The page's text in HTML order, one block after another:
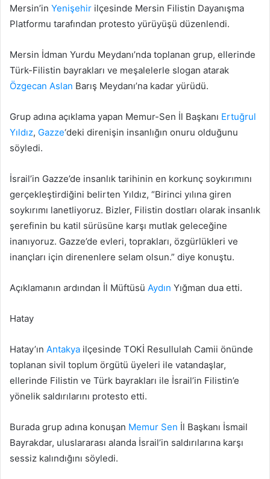
Mersin’in Yenişehir ilçesinde Mersin Filistin Dayanışma
Platformu tarafından protesto yürüyüşü düzenlendi.
Mersin İdman Yurdu Meydanı’nda toplanan grup, ellerinde
Türk-Filistin bayrakları ve meşalelerle slogan atarak
Özgecan Aslan Barış Meydanı’na kadar yürüdü.
Grup adına açıklama yapan Memur-Sen İl Başkanı Ertuğrul
Yıldız, Gazze‘deki direnişin insanlığın onuru olduğunu
söyledi.
İsrail’in Gazze’de insanlık tarihinin en korkunç soykırımını
gerçekleştirdiğini belirten Yıldız, “Birinci yılına giren
soykırımı lanetliyoruz. Bizler, Filistin dostları olarak insanlık
şerefinin bu katil sürüsüne karşı mutlak geleceğine
inanıyoruz. Gazze’de evleri, toprakları, özgürlükleri ve
inançları için direnenlere selam olsun.” diye konuştu.
Açıklamanın ardından İl Müftüsü Aydın Yığman dua etti.
Hatay
Hatay’ın Antakya ilçesinde TOKİ Resullulah Camii önünde
toplanan sivil toplum örgütü üyeleri ile vatandaşlar,
ellerinde Filistin ve Türk bayrakları ile İsrail’in Filistin’e
yönelik saldırılarını protesto etti.
Burada grup adına konuşan Memur Sen İl Başkanı İsmail
Bayrakdar, uluslararası alanda İsrail’in saldırılarına karşı
sessiz kalındığını söyledi.